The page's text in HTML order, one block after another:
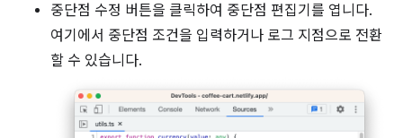
중단점 수정 버튼을 클릭하여 중단점 편집기를 엽니다.
여기에서 중단점 조건을 입력하거나 로그 지점으로 전환
할 수 있습니다.